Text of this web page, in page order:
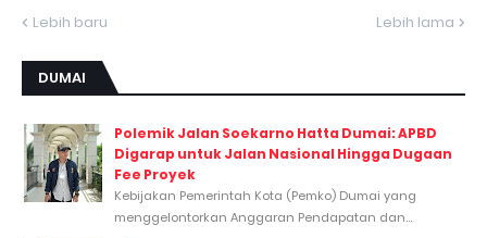
Lebih baru Lebih lama
DUMAI
Polemik Jalan Soekarno Hatta Dumai: APBD
Digarap untuk Jalan Nasional Hingga Dugaan
Fee Proyek
Kebijakan Pemerintah Kota (Pemko) Dumai yang
menggelontorkan Anggaran Pendapatan dan...